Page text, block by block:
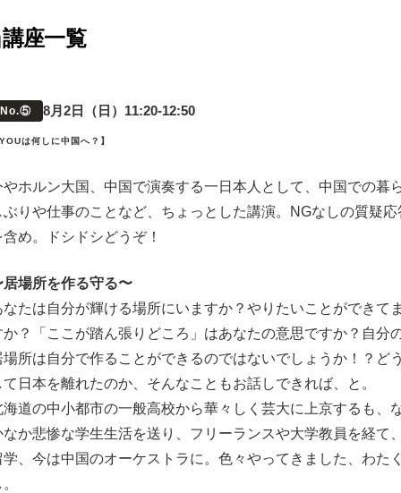
座一覧
No.⑤ 8月2日（日）11:20-12:50
は何しに中国へ？】
やホルン大国、中国で演奏する一日本人として、中国での暮
ぶりや仕事のことなど、ちょっとした講演。NGなしの質疑応
含め。ドシドシどうぞ！
居場所を作る守る〜
なたは自分が輝ける場所にいますか？やりたいことができてま
か？「ここが踏ん張りどころ」はあなたの意思ですか？自分
場所は自分で作ることができるのではないでしょうか！？どう
て日本を離れたのか、そんなこともお話しできれば、と。
海道の中小都市の一般高校から華々しく芸大に上京するも、
なか悲惨な学生生活を送り、フリーランスや大学教員を経て、
学、今は中国のオーケストラに。色々やってきました、わたく